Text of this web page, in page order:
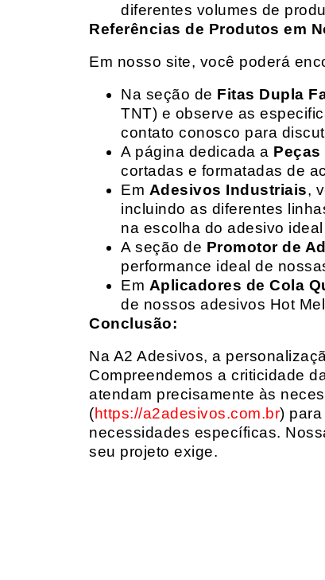
diferentes volumes de
Referências de Produtos em
Em nosso site, você poderá
Na seção de Fitas Dupla
TNT) e observe as
contato conosco para
A página dedicada a
cortadas e formatadas de
Em Adesivos Industriais,
incluindo as diferentes
na escolha do adesivo
A seção de Promotor de
performance ideal de
Em Aplicadores de Cola
de nossos adesivos Hot
Conclusão:
Na A2 Adesivos, a
Compreendemos a criticidade
atendam precisamente às
(https://a2adesivos.com.br)
necessidades específicas.
seu projeto exige.